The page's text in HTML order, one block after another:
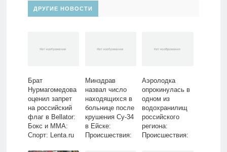
ДРУГИЕ НОВОСТИ
Брат
Нурмагомедова
оценил запрет
на российский
флаг в Bellator:
Бокс и ММА:
Спорт: Lenta.ru
Минздрав
назвал число
находящихся в
больнице после
крушения Су-34
в Ейске:
Происшествия:
Аэролодка
опрокинулась в
одном из
водохранилищ
российского
региона:
Происшествия: